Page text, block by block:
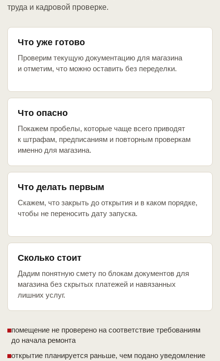
труда и кадровой проверке.
Что уже готово
Проверим текущую документацию для магазина
и отметим, что можно оставить без переделки.
Что опасно
Покажем пробелы, которые чаще всего приводят
к штрафам, предписаниям и повторным проверкам
именно для магазина.
Что делать первым
Скажем, что закрыть до открытия и в каком порядке,
чтобы не переносить дату запуска.
Сколько стоит
Дадим понятную смету по блокам документов для
магазина без скрытых платежей и навязанных
лишних услуг.
помещение не проверено на соответствие требованиям
до начала ремонта
открытие планируется раньше, чем подано уведомление